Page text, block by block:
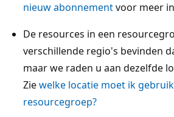
nieuw abonnementvoor meer
De resources in een
verschillende regio's bevinden
maar we raden u aan dezelfde
Ziewelke locatie moet ik
resourcegroep?